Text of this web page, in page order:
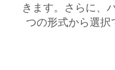
きます。さらに、
つの形式から選択